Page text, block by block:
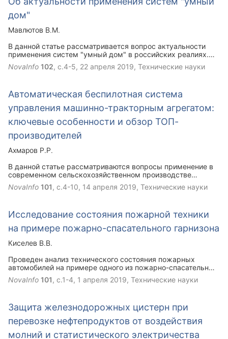
дом"
Мавлютов В.М.
В данной статье рассматривается вопрос актуальности
применения систем "умный дом" в российских реалиях.
Проводится обзор smart систем и их основных проблем с
которыми сталкиваются инженера и проектировщики при
системы "умный дом" позволяют экономить до 30% на
NovaInfo 102, с.4-5, 22 апреля 2019, Технические науки
Автоматическая беспилотная система
управления машинно-тракторным агрегатом:
ключевые особенности и обзор ТОП-
производителей
Ахмаров Р.Р.
В данной статье рассматриваются вопросы применение в
современном сельскохозяйственном производстве
автоматических беспилотных систем управления машинно-
тракторным агрегатом, основные требования к данным
вождения и автопилотирования и обзор ТОП-5
NovaInfo 101 , с.4-10, 14 апреля 2019, Технические науки
Исследование состояния пожарной техники
на примере пожарно-спасательного гарнизона
Киселев В.В.
Проведен анализ технического состояния пожарных
автомобилей на примере одного из пожарно-спасательных
гарнизонов. Сделана попытка разобраться с причинами
недостаточного технического совершенства основных и
NovaInfo 101 , с.1-4, 1 апреля 2019, Технические науки
Защита железнодорожных цистерн при
перевозке нефтепродуктов от воздействия
молний и статистического электричества